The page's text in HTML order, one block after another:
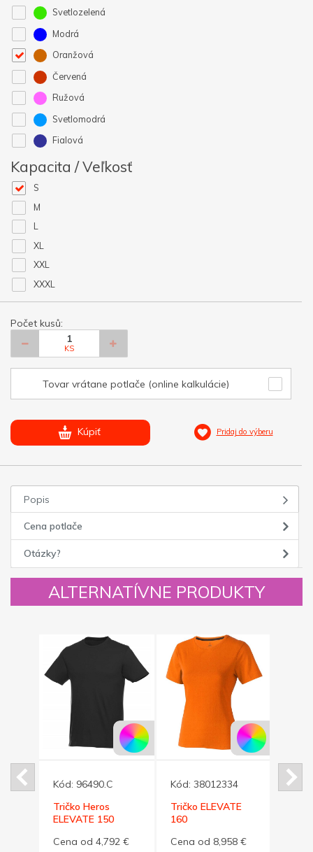
Svetlozelená
Modrá
Oranžová
Červená
Ružová
Svetlomodrá
Fialová
Kapacita / Veľkosť
S
M
L
XL
XXL
XXXL
Počet kusů:
KS
Tovar vrátane potlače (online kalkulácie)
Kúpiť Pridaj do výberu
Popis
Cena potlače
Otázky?
ALTERNATÍVNE PRODUKTY
Kód: 96490.C
Tričko Heros
ELEVATE 150
Cena od 4,792 €
Kód: 38012334
Tričko ELEVATE
160
Cena od 8,958 €
Kód: